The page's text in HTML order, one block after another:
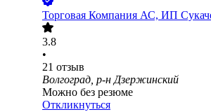
Торговая Компания АС, ИП
3.8
•
21 отзыв
Волгоград, р-н Дзержинский
Можно без резюме
Откликнуться